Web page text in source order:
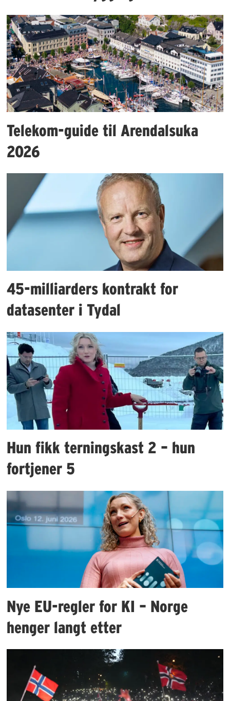
Telekom-guide til Arendalsuka
2026
45-milliarders kontrakt for
datasenter i Tydal
Hun fikk terningskast 2 – hun
fortjener 5
Nye EU-regler for KI – Norge
henger langt etter